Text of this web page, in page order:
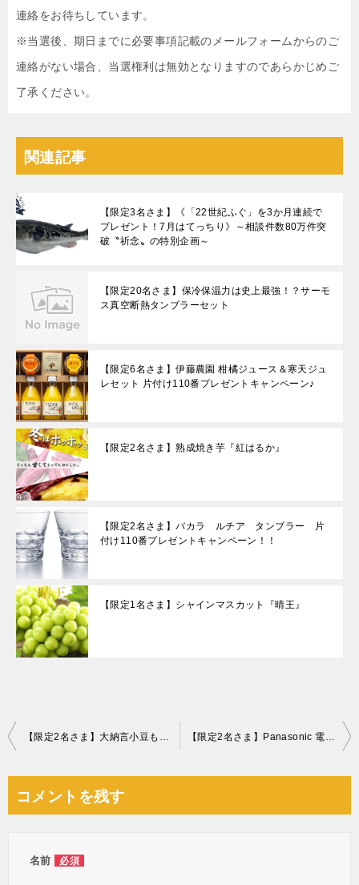
連絡をお待ちしています。
※当選後、期日までに必要事項記載のメールフォームからのご
連絡がない場合、当選権利は無効となりますのであらかじめご
了承ください。
関連記事
【限定3名さま】《「22世紀ふぐ」を3か月連続で
プレゼント！7⽉はてっちり》～相談件数80万件突
破〝祈念〟の特別企画～
【限定20名さま】保冷保温力は史上最強！？サーモ
ス真空断熱タンブラーセット
【限定6名さま】伊藤農園 柑橘ジュース＆寒天ジュ
レセット 片付け110番プレゼントキャンペーン♪
【限定2名さま】熟成焼き芋『紅はるか』
【限定2名さま】バカラ ルチア タンブラー 片
付け110番プレゼントキャンペーン！！
【限定1名さま】シャインマスカット『晴王』
投
ビ
コメントを残す
名前 必須